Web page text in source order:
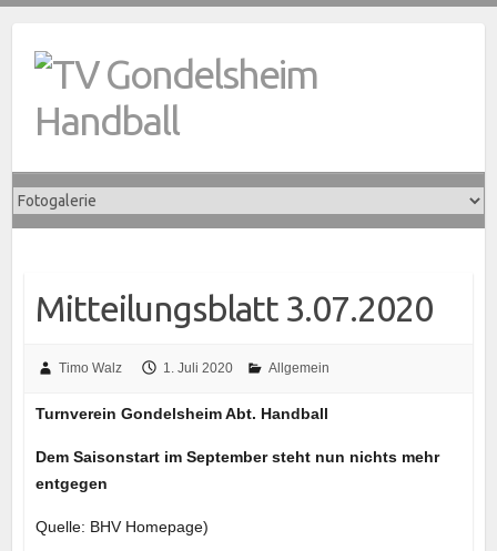
content
Mitteilungsblatt 3.07.2020
Timo Walz 1. Juli 2020 Allgemein
Turnverein Gondelsheim Abt. Handball
Dem Saisonstart im September steht nun nichts mehr
entgegen
Quelle: BHV Homepage)